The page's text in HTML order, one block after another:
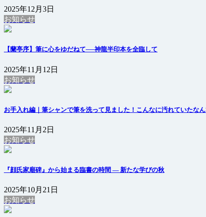
2025年12月3日
お知らせ
【蘭亭序】筆に心をゆだねて──神龍半印本を全臨して
2025年11月12日
お知らせ
お手入れ編｜筆シャンで筆を洗って見ました！こんなに汚れていたなん
2025年11月2日
お知らせ
『顔氏家廟碑』から始まる臨書の時間 ― 新たな学びの秋
2025年10月21日
お知らせ